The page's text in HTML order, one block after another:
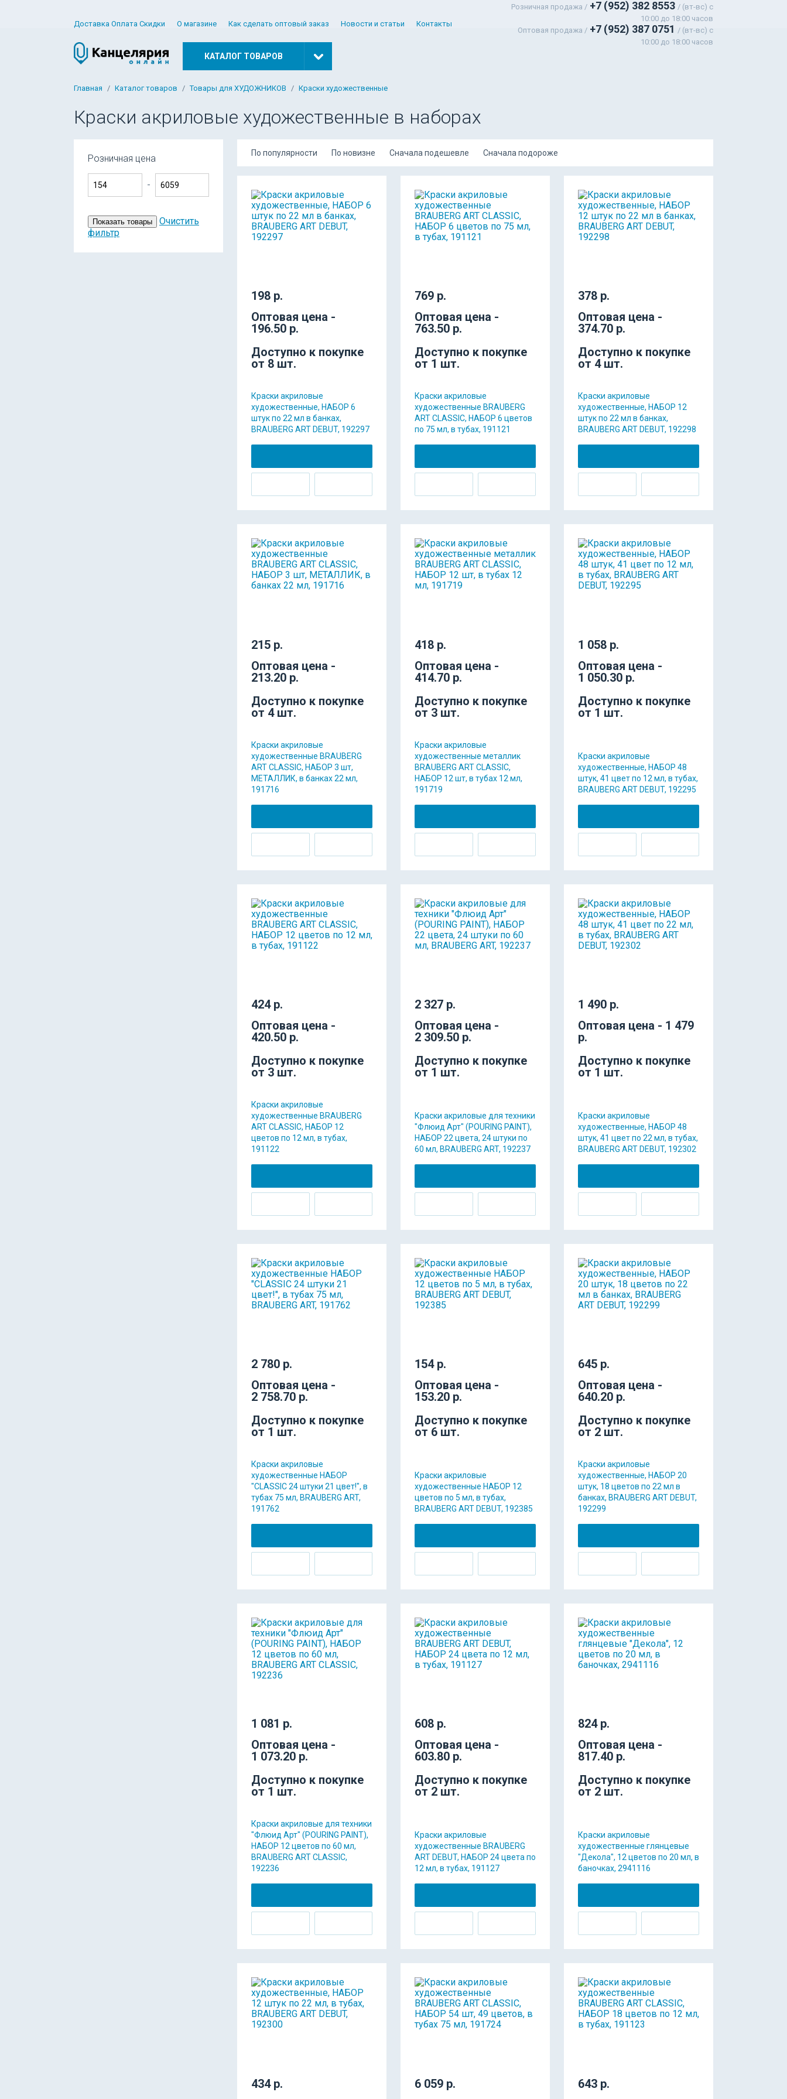
Доставка Оплата Скидки О магазине Как сделать оптовый заказ Новости и статьи Контакты
Розничная продажа / +7 (952) 382 8553 / (вт-вс) c
10:00 до 18:00 часов
Оптовая продажа / +7 (952) 387 0751 / (вт-вс) с
10:00 до 18:00 часов
КАТАЛОГ ТОВАРОВ
Главная Каталог товаров Товары для ХУДОЖНИКОВ Краски художественные
Краски акриловые художественные в наборах
Розничная цена
-
Показать товары
Очистить
фильтр
По популярности По новизне Сначала подешевле Сначала подороже
198 р.
Оптовая цена -
196.50 р.
Доступно к покупке
от 8 шт.
Краски акриловые
художественные, НАБОР 6
штук по 22 мл в банках,
BRAUBERG ART DEBUT, 192297
769 р.
Оптовая цена -
763.50 р.
Доступно к покупке
от 1 шт.
Краски акриловые
художественные BRAUBERG
ART CLASSIC, НАБОР 6 цветов
по 75 мл, в тубах, 191121
378 р.
Оптовая цена -
374.70 р.
Доступно к покупке
от 4 шт.
Краски акриловые
художественные, НАБОР 12
штук по 22 мл в банках,
BRAUBERG ART DEBUT, 192298
215 р.
Оптовая цена -
213.20 р.
Доступно к покупке
от 4 шт.
Краски акриловые
художественные BRAUBERG
ART CLASSIC, НАБОР 3 шт,
МЕТАЛЛИК, в банках 22 мл,
191716
418 р.
Оптовая цена -
414.70 р.
Доступно к покупке
от 3 шт.
Краски акриловые
художественные металлик
BRAUBERG ART CLASSIC,
НАБОР 12 шт, в тубах 12 мл,
191719
1 058 р.
Оптовая цена -
1 050.30 р.
Доступно к покупке
от 1 шт.
Краски акриловые
художественные, НАБОР 48
штук, 41 цвет по 12 мл, в тубах,
BRAUBERG ART DEBUT, 192295
424 р.
Оптовая цена -
420.50 р.
Доступно к покупке
от 3 шт.
Краски акриловые
художественные BRAUBERG
ART CLASSIC, НАБОР 12
цветов по 12 мл, в тубах,
191122
2 327 р.
Оптовая цена -
2 309.50 р.
Доступно к покупке
от 1 шт.
Краски акриловые для техники
"Флюид Арт" (POURING PAINT),
НАБОР 22 цвета, 24 штуки по
60 мл, BRAUBERG ART, 192237
1 490 р.
Оптовая цена - 1 479
р.
Доступно к покупке
от 1 шт.
Краски акриловые
художественные, НАБОР 48
штук, 41 цвет по 22 мл, в тубах,
BRAUBERG ART DEBUT, 192302
2 780 р.
Оптовая цена -
2 758.70 р.
Доступно к покупке
от 1 шт.
Краски акриловые
художественные НАБОР
"CLASSIC 24 штуки 21 цвет!", в
тубах 75 мл, BRAUBERG ART,
191762
154 р.
Оптовая цена -
153.20 р.
Доступно к покупке
от 6 шт.
Краски акриловые
художественные НАБОР 12
цветов по 5 мл, в тубах,
BRAUBERG ART DEBUT, 192385
645 р.
Оптовая цена -
640.20 р.
Доступно к покупке
от 2 шт.
Краски акриловые
художественные, НАБОР 20
штук, 18 цветов по 22 мл в
банках, BRAUBERG ART DEBUT,
192299
1 081 р.
Оптовая цена -
1 073.20 р.
Доступно к покупке
от 1 шт.
Краски акриловые для техники
"Флюид Арт" (POURING PAINT),
НАБОР 12 цветов по 60 мл,
BRAUBERG ART CLASSIC,
192236
608 р.
Оптовая цена -
603.80 р.
Доступно к покупке
от 2 шт.
Краски акриловые
художественные BRAUBERG
ART DEBUT, НАБОР 24 цвета по
12 мл, в тубах, 191127
824 р.
Оптовая цена -
817.40 р.
Доступно к покупке
от 2 шт.
Краски акриловые
художественные глянцевые
"Декола", 12 цветов по 20 мл, в
баночках, 2941116
434 р.
6 059 р.
643 р.